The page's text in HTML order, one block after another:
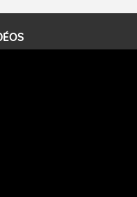
km/h et atteindre 80 à 100 km/h
Il parcourt la basse vallée
et envahit le littoral
la Camargue.